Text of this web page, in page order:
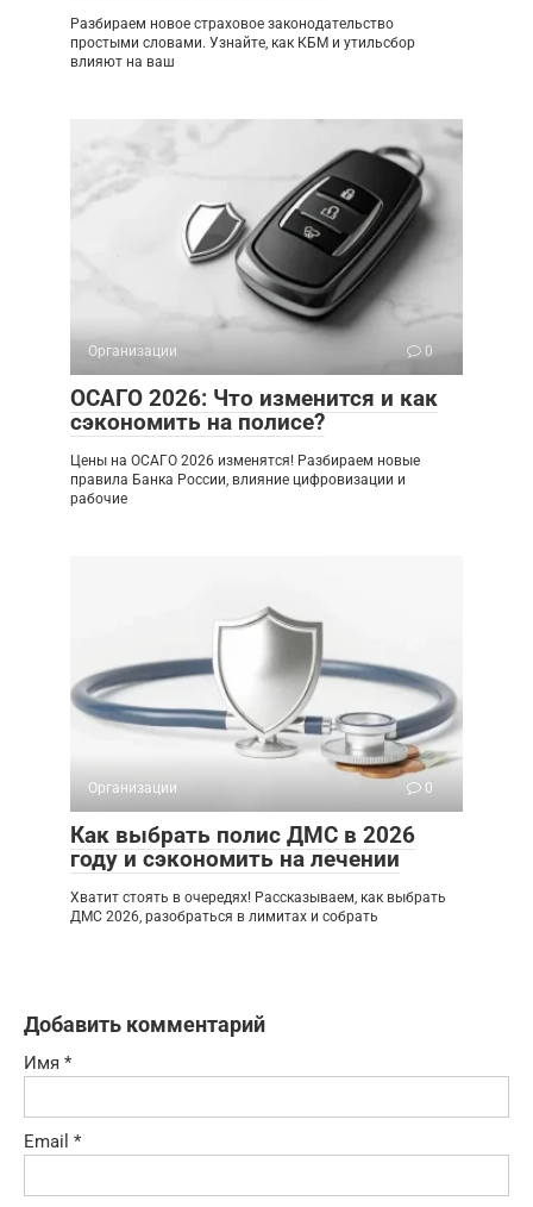
Разбираем новое страховое законодательство
простыми словами. Узнайте, как КБМ и утильсбор
влияют на ваш
Организации 0
ОСАГО 2026: Что изменится и как
сэкономить на полисе?
Цены на ОСАГО 2026 изменятся! Разбираем новые
правила Банка России, влияние цифровизации и
рабочие
Организации 0
Как выбрать полис ДМС в 2026
году и сэкономить на лечении
Хватит стоять в очередях! Рассказываем, как выбрать
ДМС 2026, разобраться в лимитах и собрать
Добавить комментарий
Имя *
Email *